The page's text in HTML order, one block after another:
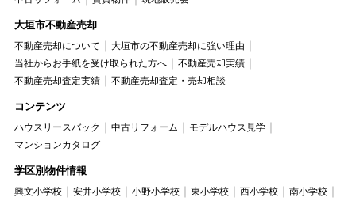
大垣市不動産売却
不動産売却について
大垣市の不動産売却に強い理由
当社からお手紙を受け取られた方へ
不動産売却実績
不動産売却査定実績
不動産売却査定・売却相談
コンテンツ
ハウスリースバック 中古リフォーム
モデルハウス見学
マンションカタログ
学区別物件情報
興文小学校 安井小学校 小野小学校 東小学校 西小学校
南小学校